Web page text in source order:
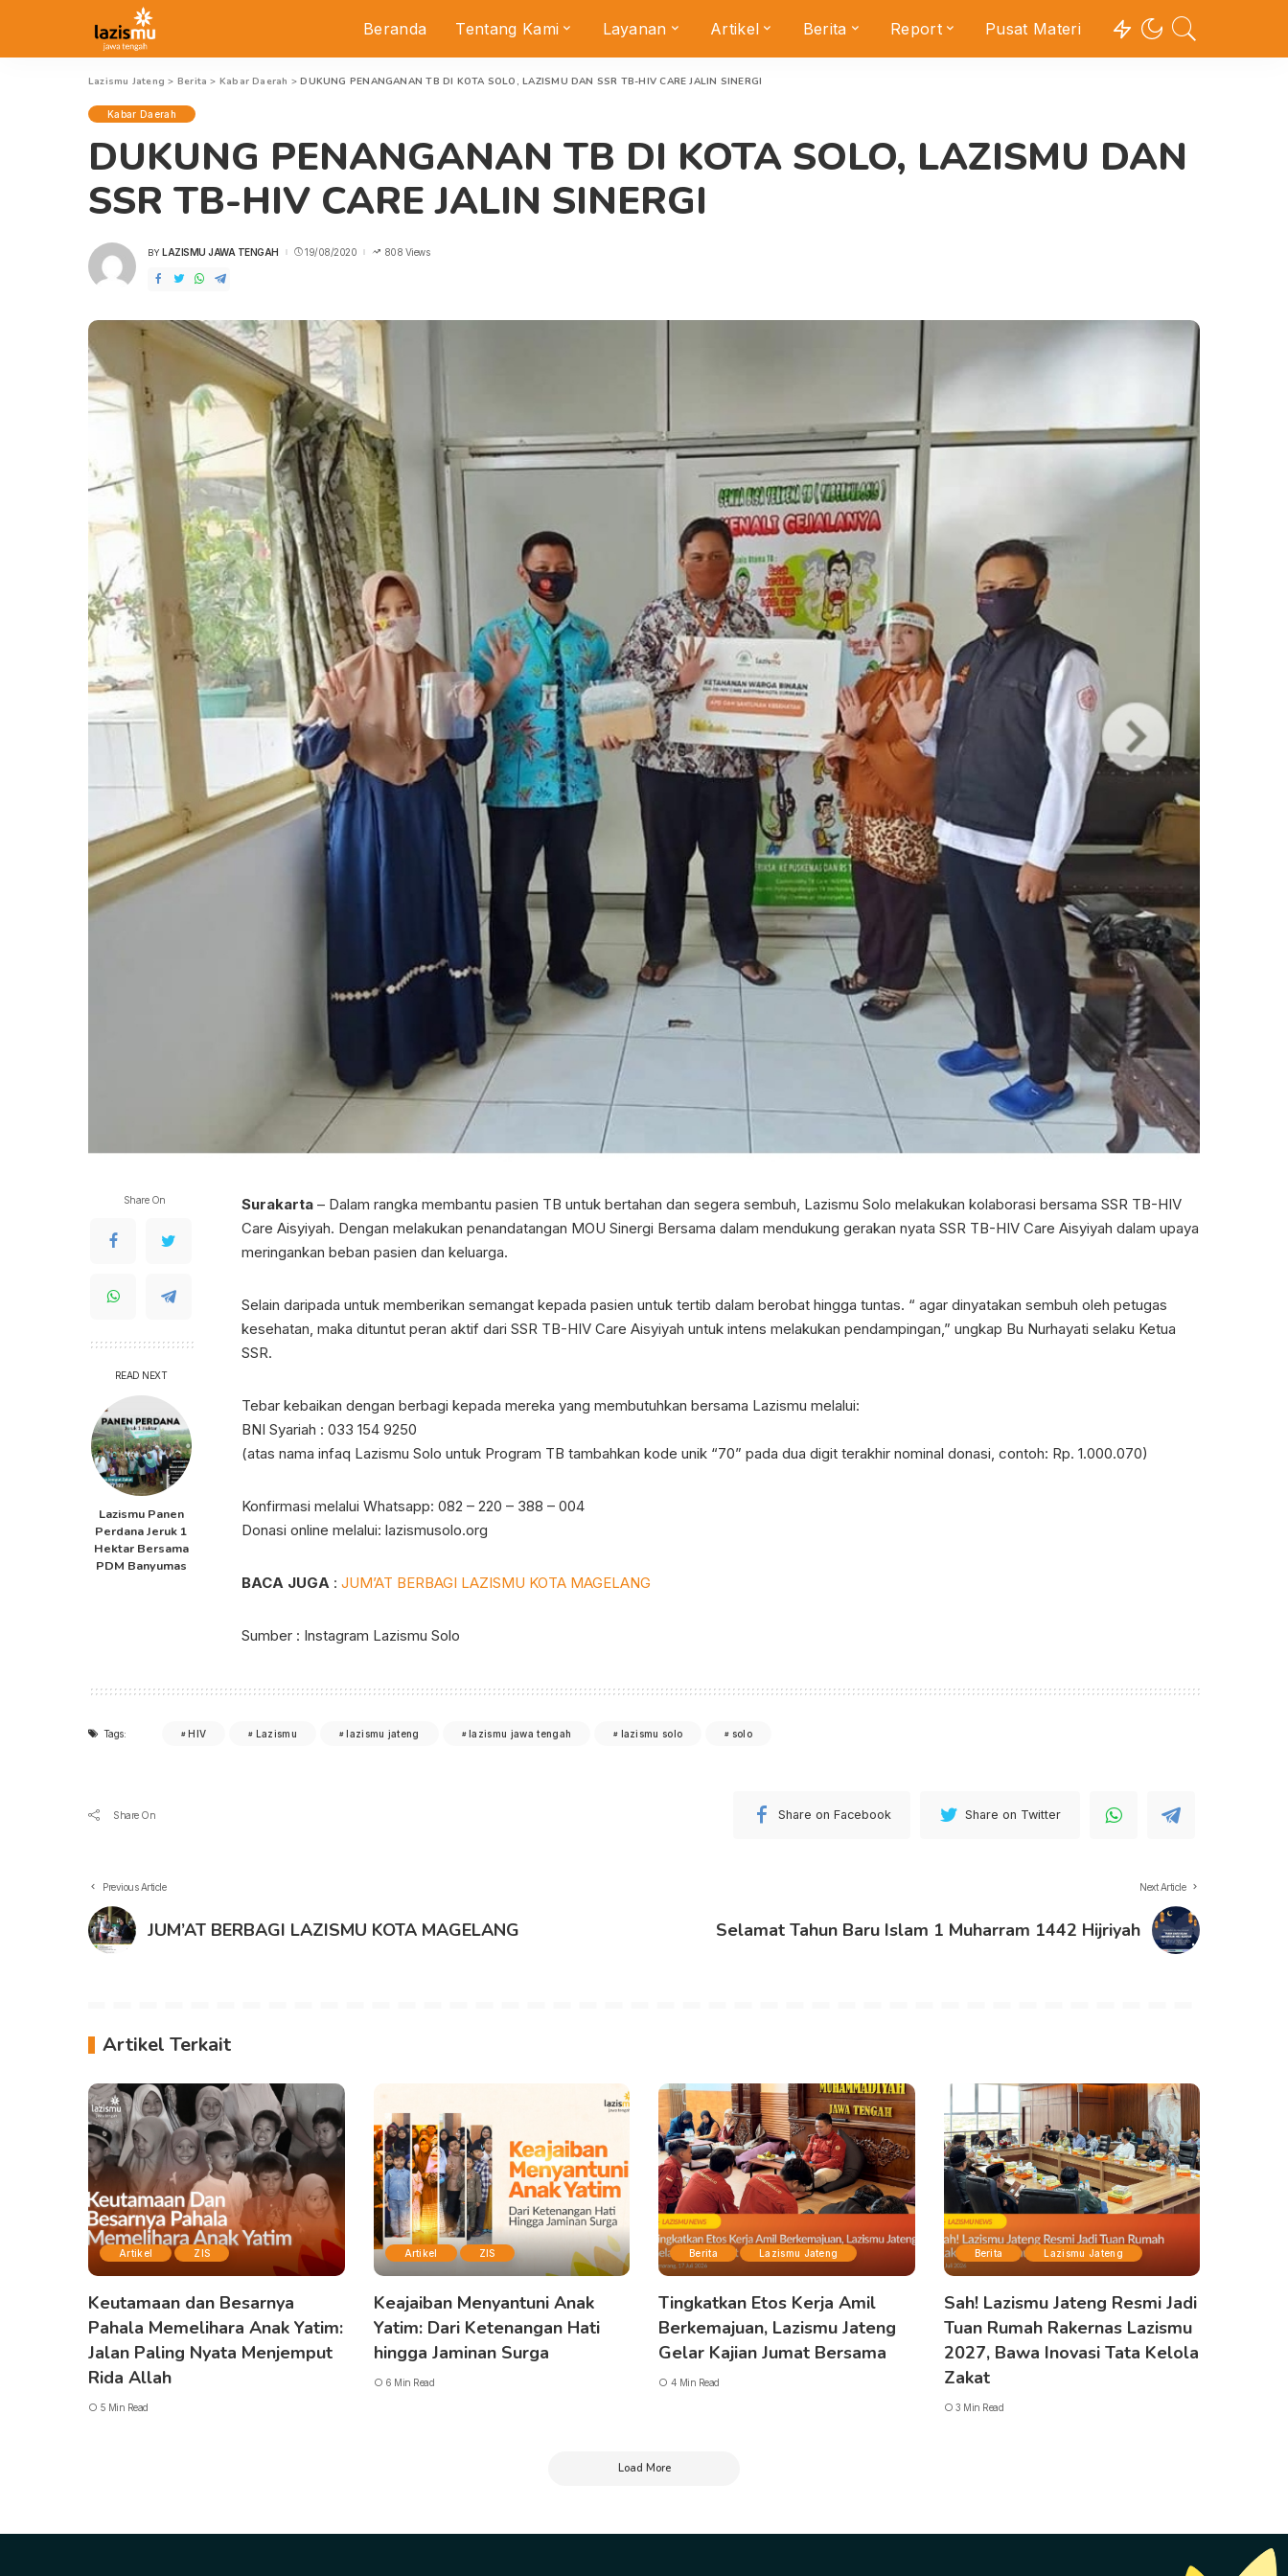
Beranda Tentang Kami Layanan Artikel Berita Report Pusat Materi
Lazismu Jateng > Berita > Kabar Daerah >DUKUNG PENANGANAN TB DI KOTA SOLO, LAZISMU DAN SSR TB-HIV CARE JALIN SINERGI
Kabar Daerah
DUKUNG PENANGANAN TB DI KOTA SOLO, LAZISMU DAN
SSR TB-HIV CARE JALIN SINERGI
POSTED
BY LAZISMU JAWA TENGAH 19/08/2020 808 Views
Share On
READ NEXT
Lazismu Panen
Perdana Jeruk 1
Hektar Bersama
PDM Banyumas
Surakarta – Dalam rangka membantu pasien TB untuk bertahan dan segera sembuh, Lazismu Solo melakukan kolaborasi bersama SSR TB-HIV
Care Aisyiyah. Dengan melakukan penandatangan MOU Sinergi Bersama dalam mendukung gerakan nyata SSR TB-HIV Care Aisyiyah dalam upaya
meringankan beban pasien dan keluarga.
Selain daripada untuk memberikan semangat kepada pasien untuk tertib dalam berobat hingga tuntas. “ agar dinyatakan sembuh oleh petugas
kesehatan, maka dituntut peran aktif dari SSR TB-HIV Care Aisyiyah untuk intens melakukan pendampingan,” ungkap Bu Nurhayati selaku Ketua
SSR.
Tebar kebaikan dengan berbagi kepada mereka yang membutuhkan bersama Lazismu melalui:
BNI Syariah : 033 154 9250
(atas nama infaq Lazismu Solo untuk Program TB tambahkan kode unik “70” pada dua digit terakhir nominal donasi, contoh: Rp. 1.000.070)
Konfirmasi melalui Whatsapp: 082 – 220 – 388 – 004
Donasi online melalui: lazismusolo.org
BACA JUGA : JUM’AT BERBAGI LAZISMU KOTA MAGELANG
Sumber : Instagram Lazismu Solo
Tags: HIV Lazismu lazismu jateng lazismu jawa tengah lazismu solo solo
Share On Share on Facebook Share on Twitter
Previous Article
JUM’AT BERBAGI LAZISMU KOTA MAGELANG
Next Article
Selamat Tahun Baru Islam 1 Muharram 1442 Hijriyah
Artikel Terkait
Artikel ZIS
Keutamaan dan Besarnya
Pahala Memelihara Anak Yatim:
Jalan Paling Nyata Menjemput
Rida Allah
5 Min Read
Artikel ZIS
Keajaiban Menyantuni Anak
Yatim: Dari Ketenangan Hati
hingga Jaminan Surga
6 Min Read
Berita Lazismu Jateng
Tingkatkan Etos Kerja Amil
Berkemajuan, Lazismu Jateng
Gelar Kajian Jumat Bersama
4 Min Read
Berita Lazismu Jateng
Sah! Lazismu Jateng Resmi Jadi
Tuan Rumah Rakernas Lazismu
2027, Bawa Inovasi Tata Kelola
Zakat
3 Min Read
Load More